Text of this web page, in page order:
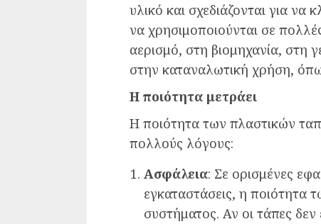
υλικό και σχεδιάζονται για
να χρησιμοποιούνται σε
αερισμό, στη βιομηχανία, στη
στην καταναλωτική χρήση,
Η ποιότητα μετράει
Η ποιότητα των πλαστικών
πολλούς λόγους:
Ασφάλεια: Σε ορισμένες
εγκαταστάσεις, η ποιότητα
συστήματος. Αν οι τάπες